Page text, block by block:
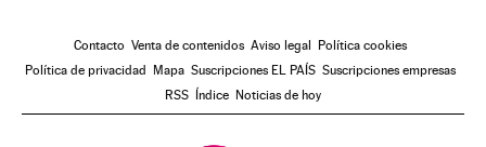
Contacto Venta de contenidos Aviso legal Política cookies
Política de privacidad Mapa Suscripciones EL PAÍS Suscripciones empresas
RSS Índice Noticias de hoy